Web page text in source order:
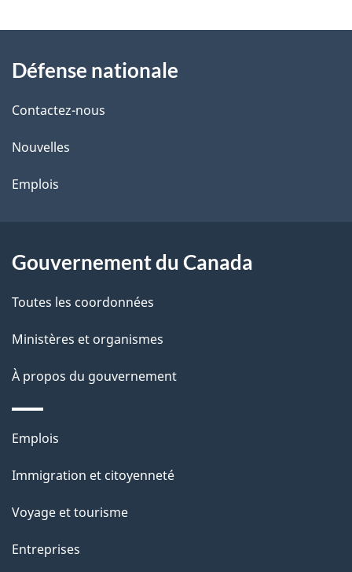
i
l
s
d
l
p
a
g
e
propos
de
ce
site
Défense nationale
Contactez-nous
Nouvelles
Emplois
Gouvernement du Canada
Toutes les coordonnées
Ministères et organismes
À propos du gouvernement
Thèmes
sujets
Emplois
Immigration et citoyenneté
Voyage et tourisme
Entreprises